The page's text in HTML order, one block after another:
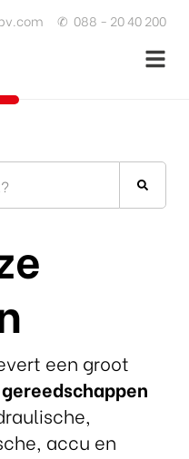
✆ 088 - 20 40 200
een groot
accu en